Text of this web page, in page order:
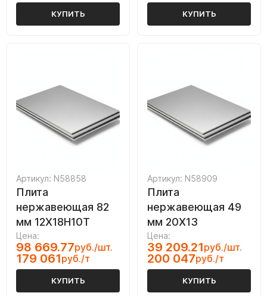
КУПИТЬ КУПИТЬ
Артикул: N58858
Плита
нержавеющая 82
мм 12Х18Н10Т
Цена:
98 669.77руб./шт.
179 061руб./т
КУПИТЬ
Артикул: N58909
Плита
нержавеющая 49
мм 20Х13
Цена:
39 209.21руб./шт.
200 047руб./т
КУПИТЬ